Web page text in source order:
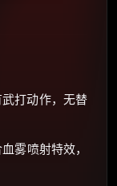
打动作，无替
雾喷射特效，